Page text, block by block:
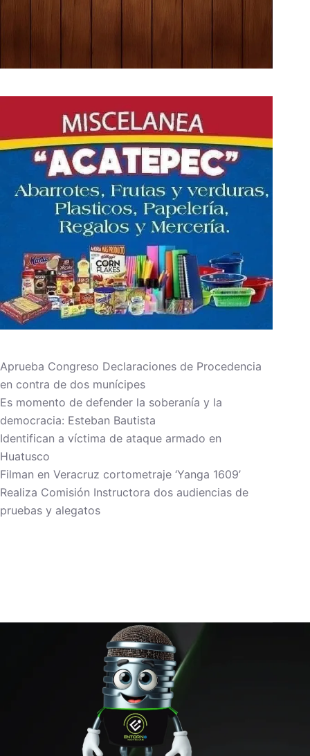
Aprueba Congreso Declaraciones de Procedencia
en contra de dos munícipes
Es momento de defender la soberanía y la
democracia: Esteban Bautista
Identifican a víctima de ataque armado en
Huatusco
Filman en Veracruz cortometraje ‘Yanga 1609’
Realiza Comisión Instructora dos audiencias de
pruebas y alegatos